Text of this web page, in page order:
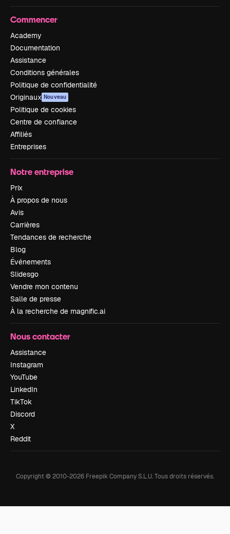
Commencer
Academy
Documentation
Assistance
Conditions générales
Politique de confidentialité
Originaux Nouveau
Politique de cookies
Centre de confiance
Affiliés
Entreprises
Notre entreprise
Prix
À propos de nous
Avis
Carrières
Tendances de recherche
Blog
Événements
Slidesgo
Vendre mon contenu
Salle de presse
À la recherche de magnific.ai
Nous contacter
Assistance
Instagram
YouTube
LinkedIn
TikTok
Discord
X
Reddit
Copyright © 2010-2026 Freepik Company S.L.U.Tous droits réservés.